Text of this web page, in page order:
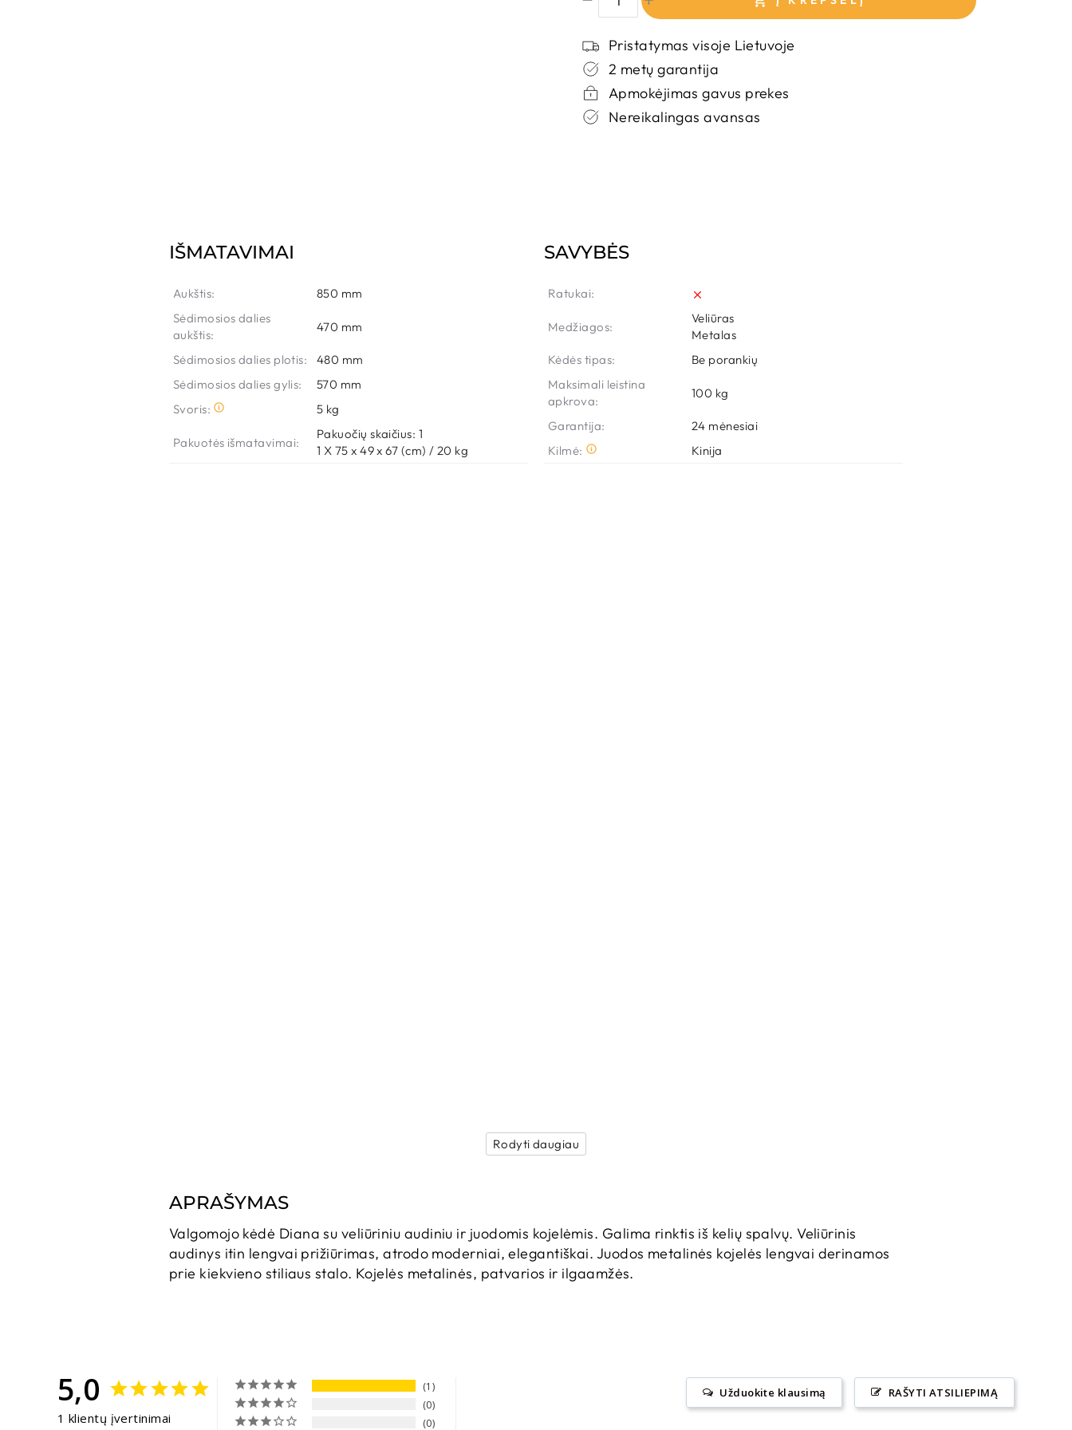
Tiekėjų sandėlyje
Per 9 - 18 d.d.
Pristatymas visoje Lietuvoje
2 metų garantija
Apmokėjimas gavus prekes
Nereikalingas avansas
IŠMATAVIMAI
Aukštis:
850 mm
Sėdimosios dalies
aukštis:
470 mm
Sėdimosios dalies plotis:
480 mm
Sėdimosios dalies gylis:
570 mm
Svoris:
5 kg
Pakuotės išmatavimai:
Pakuočių skaičius: 1
1 X 75 x 49 x 67 (cm) / 20 kg
SAVYBĖS
Ratukai:
Medžiagos:
Veliūras
Metalas
Kėdės tipas:
Be porankių
Maksimali leistina
apkrova:
100 kg
Garantija: 24 mėnesiai
Kilmė:
Kinija
Rodyti daugiau
APRAŠYMAS
Valgomojo kėdė Diana su veliūriniu audiniu ir juodomis kojelėmis. Galima rinktis iš kelių spalvų. Veliūrinis
audinys itin lengvai prižiūrimas, atrodo moderniai, elegantiškai. Juodos metalinės kojelės lengvai derinamos
prie kiekvieno stiliaus stalo. Kojelės metalinės, patvarios ir ilgaamžės.
5,0
1 klientų įvertinimai
1
0
0
RAŠYTI ATSILIEPIMĄ
Užduokite klausimą